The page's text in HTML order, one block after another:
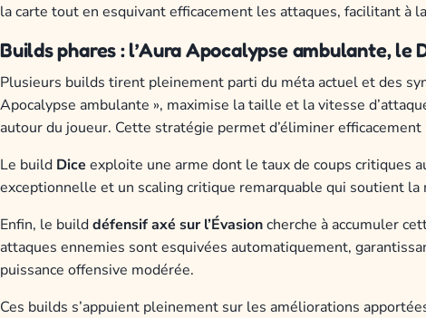
la carte tout en esquivant efficacement les attaques, facilitant à
Builds phares : l’Aura Apocalypse ambulante, le
Plusieurs builds tirent pleinement parti du méta actuel et des
Apocalypse ambulante », maximise la taille et la vitesse
autour du joueur. Cette stratégie permet d’éliminer
Le build Dice exploite une arme dont le taux de coups critiques
exceptionnelle et un scaling critique remarquable qui soutient
Enfin, le builddéfensif axé sur l’Évasioncherche à accumuler
attaques ennemies sont esquivées automatiquement,
puissance offensive modérée.
Ces builds s’appuient pleinement sur les améliorations